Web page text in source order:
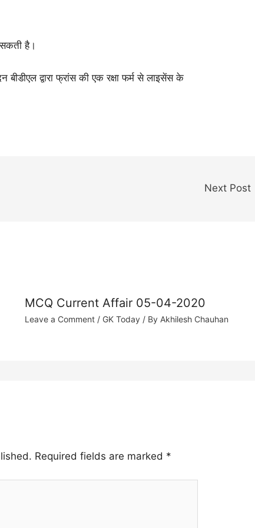
है।
बीडीएल द्वारा फ्रांस की एक रक्षा फर्म से लाइसेंस के
Next Post
MCQ Current Affair 05-04-2020
Leave a Comment / GK Today/ By Akhilesh Chauhan
Required fields are marked *